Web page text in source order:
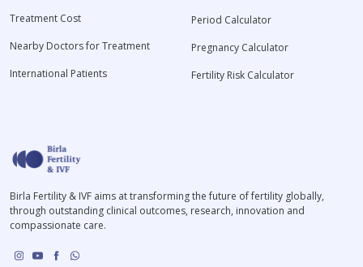
Treatment Cost
Nearby Doctors for Treatment
International Patients
Period Calculator
Pregnancy Calculator
Fertility Risk Calculator
Birla Fertility & IVF aims at transforming the future of fertility globally,
through outstanding clinical outcomes, research, innovation and
compassionate care.